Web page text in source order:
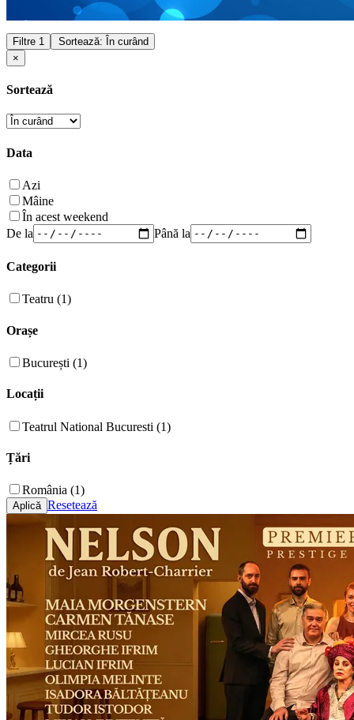
Filtre 1
Sortează: În curând
×
Sortează
Data
Azi
Mâine
În acest weekend
De la
Până la
Categorii
Teatru (1)
Orașe
București (1)
Locații
Teatrul National Bucuresti (1)
Țări
România (1)
Resetează